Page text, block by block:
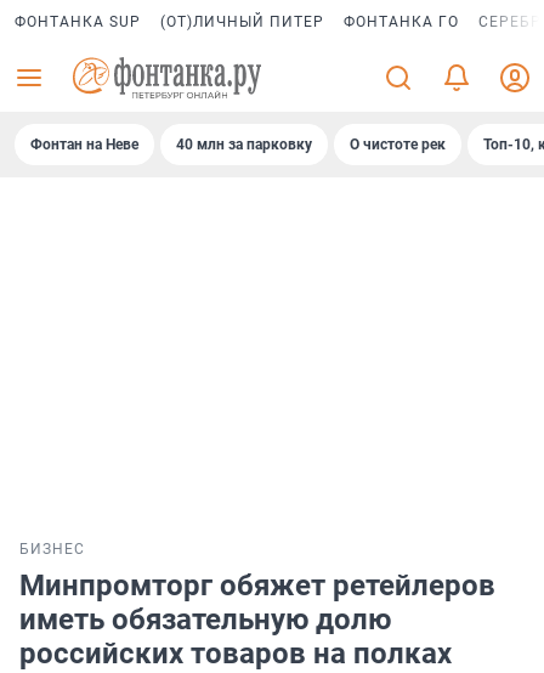
ФОНТАНКА SUP (ОТ)ЛИЧНЫЙ ПИТЕР ФОНТАНКА ГО
Фонтан на Неве 40 млн за парковку О чистоте рек Топ-10,
БИЗНЕС
Минпромторг обяжет ретейлеров
иметь обязательную долю
российских товаров на полках